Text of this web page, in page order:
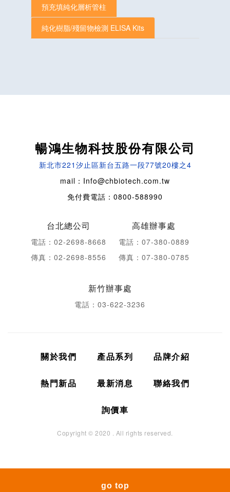
預充填純化層析管柱
純化樹脂/殘留物檢測 ELISA Kits
暢鴻生物科技股份有限公司
新北市221汐止區新台五路一段77號20樓之4
mail：Info@chbiotech.com.tw
免付費電話：0800-588990
台北總公司
電話：02-2698-8668
傳真：02-2698-8556
高雄辦事處
電話：07-380-0889
傳真：07-380-0785
新竹辦事處
電話：03-622-3236
關於我們 產品系列 品牌介紹
熱門新品 最新消息 聯絡我們
詢價車
Copyright © 2020 . All rights reserved.
go top